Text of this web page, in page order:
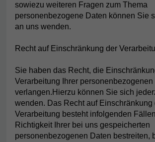
sowiezu weiteren Fragen zum Thema
personenbezogene Daten können Sie
an uns wenden.
Recht auf Einschränkung der
Sie haben das Recht, die
Verarbeitung Ihrer personenbezogenen
verlangen.Hierzu können Sie sich
wenden. Das Recht auf Einschränkung
Verarbeitung besteht infolgenden
Richtigkeit Ihrer bei uns gespeicherten
personenbezogenen Daten bestreiten,